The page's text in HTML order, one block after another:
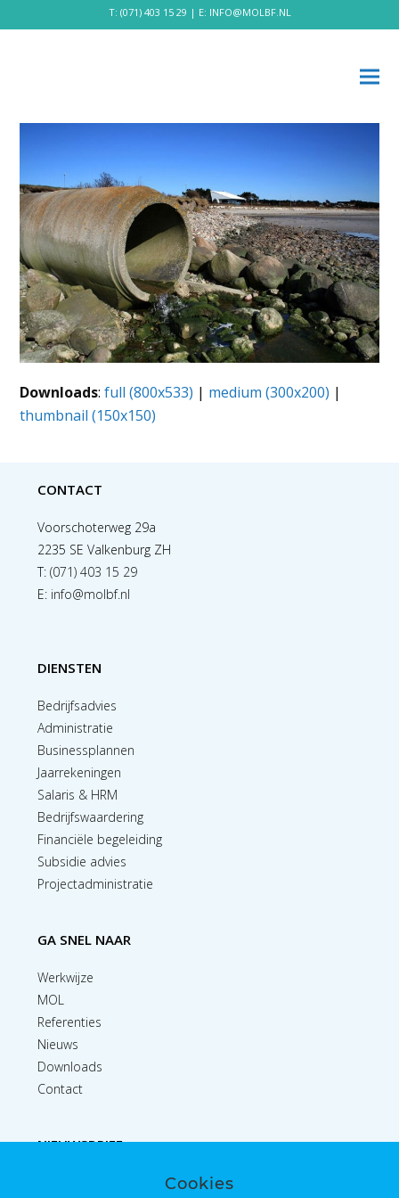
T: (071) 403 15 29 | E: INFO@MOLBF.NL
Downloads:full (800x533) | medium (300x200) |
thumbnail (150x150)
CONTACT
Voorschoterweg 29a
2235 SE Valkenburg ZH
T:(071) 403 15 29
E: info@molbf.nl
DIENSTEN
Bedrijfsadvies
Administratie
Businessplannen
Jaarrekeningen
Salaris & HRM
Bedrijfswaardering
Financiële begeleiding
Subsidie advies
Projectadministratie
GA SNEL NAAR
Werkwijze
MOL
Referenties
Nieuws
Downloads
Contact
NIEUWSBRIEF
Cookies